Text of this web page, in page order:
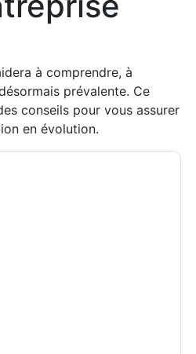
à comprendre, à
prévalente. Ce
conseils pour vous assurer
en évolution.